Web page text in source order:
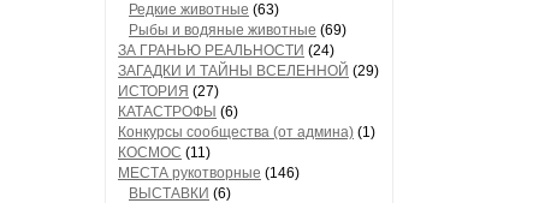
Редкие животные (63)
Рыбы и водяные животные (69)
ЗА ГРАНЬЮ РЕАЛЬНОСТИ (24)
ЗАГАДКИ И ТАЙНЫ ВСЕЛЕННОЙ (29)
ИСТОРИЯ (27)
КАТАСТРОФЫ (6)
Конкурсы сообщества (от админа) (1)
КОСМОС (11)
МЕСТА рукотворные (146)
ВЫСТАВКИ (6)